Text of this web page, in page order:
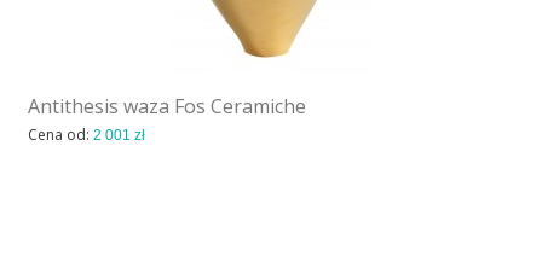
Antithesis waza Fos Ceramiche
Cena od:2 001 zł